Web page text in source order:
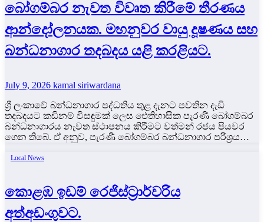
බෝගම්බර නැවත විවෘත කිරීමේ තීරණය
ආන්දෝලනයක. මහනුවර වායු දූෂණය සහ
බන්ධනාගාර තදබදය යළි කරළියට.
July 9, 2026 kamal siriwardana
ශ්‍රී ලංකාවේ බන්ධනාගාර පද්ධතිය තුළ දැනට පවතින දැඩි
තදබදයට කඩිනම් විසඳුමක් ලෙස ඓතිහාසික පැරණි බෝගම්බර
බන්ධනාගාරය නැවත ස්ථාපනය කිරීමට වත්මන් රජය පියවර
ගෙන තිබේ. ඒ අනුව, පැරණි බෝගම්බර බන්ධනාගාර පරිශ්‍රය…
Local News
කොළඹ ඉඩම් රෙජිස්ට්‍රාර්වරිය
අත්අඩංගුවට.